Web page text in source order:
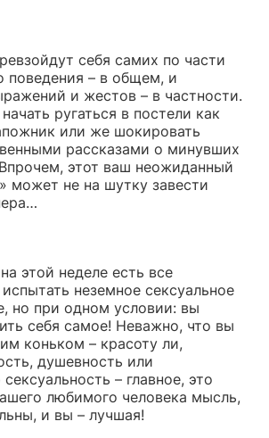
себя самих по части
поведения – в общем, и
и жестов – в частности.
ругаться в постели как
или же шокировать
рассказами о минувших
этот ваш неожиданный
может не на шутку завести
этой неделе есть все
неземное сексуальное
но при одном условии: вы
себя самое! Неважно, что вы
коньком – красоту ли,
душевность или
– главное, это
любимого человека мысль,
и вы – лучшая!